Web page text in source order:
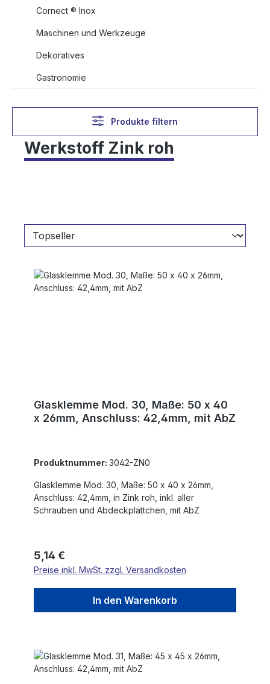
Cornect ® Inox
Maschinen und Werkzeuge
Dekoratives
Gastronomie
Produkte filtern
Werkstoff Zink roh
Glasklemme Mod. 30, Maße: 50 x 40
x 26mm, Anschluss: 42,4mm, mit AbZ
Produktnummer: 3042-ZN0
Glasklemme Mod. 30, Maße: 50 x 40 x 26mm,
Anschluss: 42,4mm, in Zink roh, inkl. aller
Schrauben und Abdeckplättchen, mit AbZ
Regulärer Preis:
5,14 €
Preise inkl. MwSt. zzgl. Versandkosten
In den Warenkorb